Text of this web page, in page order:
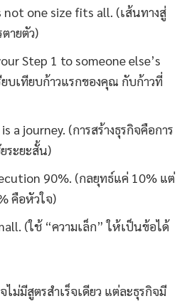
not one size fits all. (เส้นทางสู่
ายตัว)
Step 1 to someone else’s
บเทียบก้าวแรกของคุณ กับก้าวที่
a journey. (การสร้างธุรกิจคือการ
ระยะสั้น)
90%. (กลยุทธ์แค่ 10% แต่
คือหัวใจ)
(ใช้ “ความเล็ก” ให้เป็นข้อได้
ไม่มีสูตรสำเร็จเดียว แต่ละธุรกิจมี